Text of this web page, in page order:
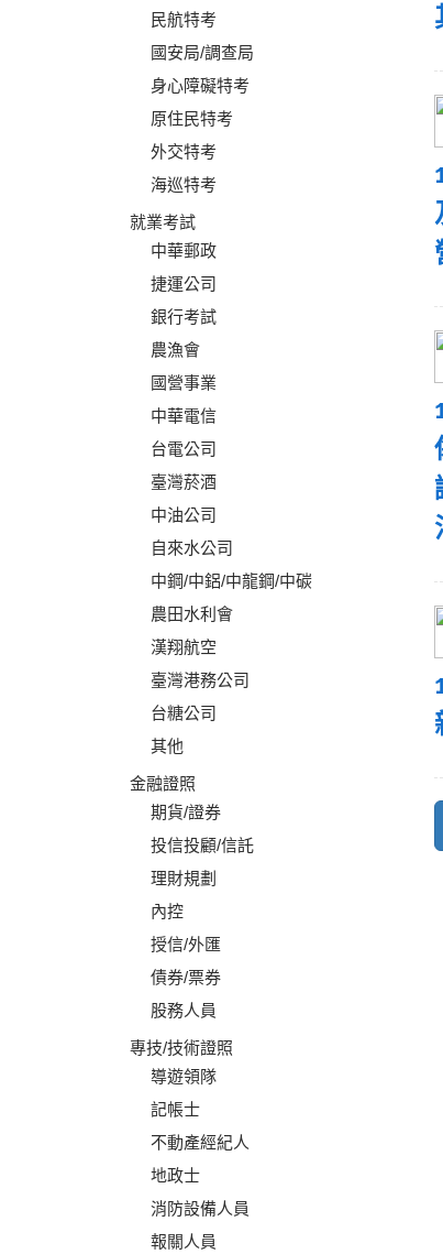
民航特考
國安局/調查局
身心障礙特考
原住民特考
外交特考
海巡特考
就業考試
中華郵政
捷運公司
銀行考試
農漁會
國營事業
中華電信
台電公司
臺灣菸酒
中油公司
自來水公司
中鋼/中鋁/中龍鋼/中碳
農田水利會
漢翔航空
臺灣港務公司
台糖公司
其他
金融證照
期貨/證券
投信投顧/信託
理財規劃
內控
授信/外匯
債券/票券
股務人員
專技/技術證照
導遊領隊
記帳士
不動產經紀人
地政士
消防設備人員
報關人員